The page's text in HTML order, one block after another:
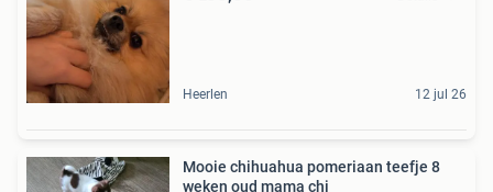
Heerlen 12 jul 26
Mooie chihuahua pomeriaan teefje 8
weken oud mama chi